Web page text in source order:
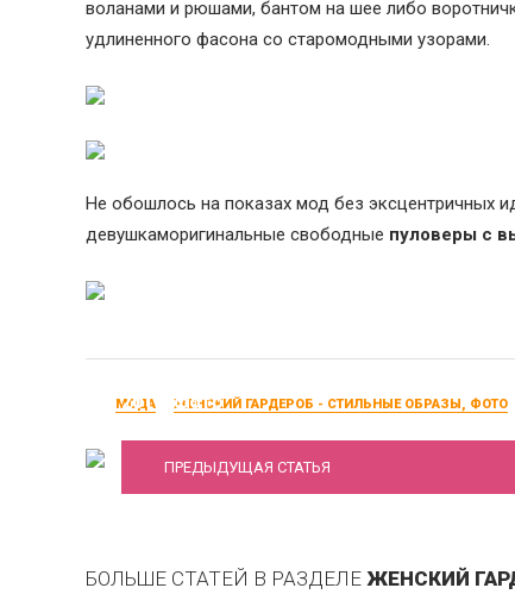
воланами и рюшами, бантом на шее либо
удлиненного фасона со старомодными узорами.
Не обошлось на показах мод без эксцентричных
девушкаморигинальные свободные пуловеры с
МОДА ЖЕНСКИЙ ГАРДЕРОБ - СТИЛЬНЫЕ ОБРАЗЫ, ФОТО
2017, фото
ПРЕДЫДУЩАЯ СТАТЬЯ
БОЛЬШЕ СТАТЕЙ В РАЗДЕЛЕ ЖЕНСКИЙ